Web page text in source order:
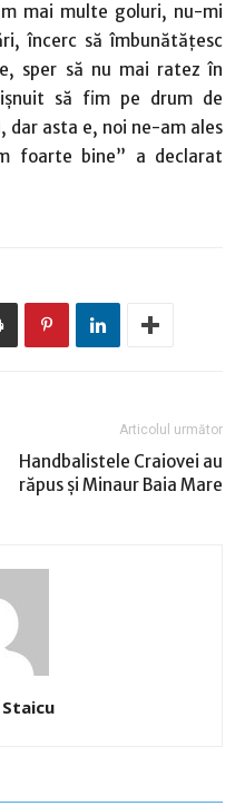
mai multe goluri, nu-mi
încerc să îmbunătăţesc
sper să nu mai ratez în
să fim pe drum de
dar asta e, noi ne-am ales
foarte bine” a declarat
Articolul următor
Handbalistele Craiovei au
răpus şi Minaur Baia Mare